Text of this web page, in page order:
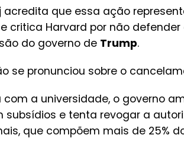
acredita que essa ação
critica Harvard por não
do governo de Trump.
se pronunciou sobre o
com a universidade, o governo
subsídios e tenta revogar a
que compõem mais de 25%